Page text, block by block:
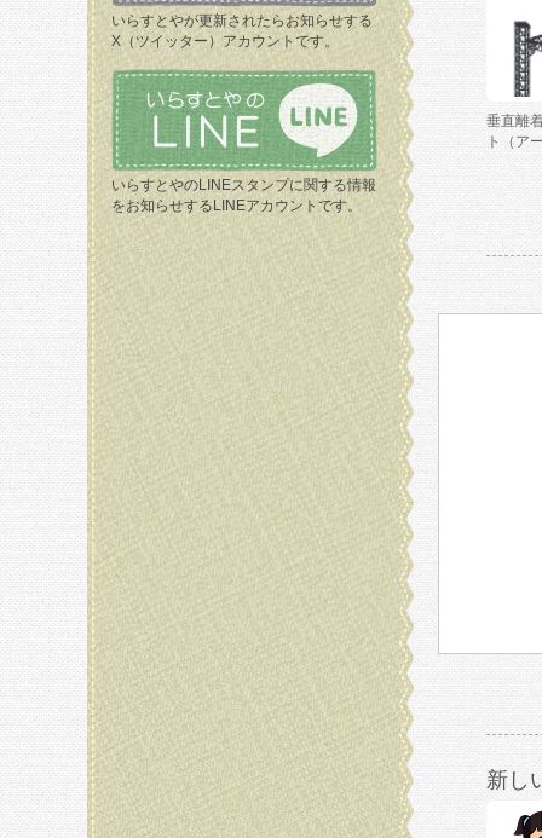
いらすとやが更新されたらお知らせする
X（ツイッター）アカウントです。
いらすとやのLINEスタンプに関する情報
をお知らせするLINEアカウントです。
垂直離
ト（ア
新し